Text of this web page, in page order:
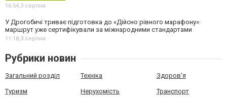
16:54,3 серпня
У Дрогобичі триває підготовка до «Дійсно рівного марафону»:
маршрут уже сертифікували за міжнародними стандартами
11:18,3 серпня
Рубрики новин
Загальний розділ Техніка Здоров'я
Туризм Нерухомість Транспорт